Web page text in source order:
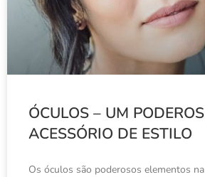
ÓCULOS – UM
ACESSÓRIO DE ESTILO
Os óculos são poderosos elementos